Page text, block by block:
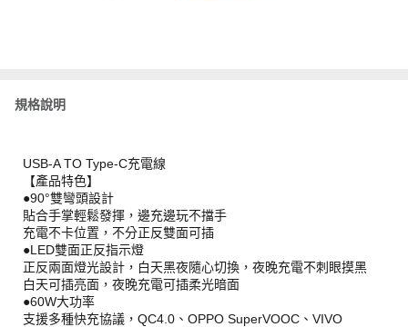
規格說明
USB-A TO Type-C充電線
【產品特色】
●90°雙彎頭設計
貼合手掌輕鬆發揮，邊充邊玩不擋手
充電不卡位置，不分正反雙面可插
●LED雙面正反指示燈
正反兩面燈光設計，白天黑夜隨心切換，夜晚充電不刺眼摸黑
白天可插亮面，夜晚充電可插柔光暗面
●60W大功率
支援多種快充協議，QC4.0、OPPO SuperVOOC、VIVO